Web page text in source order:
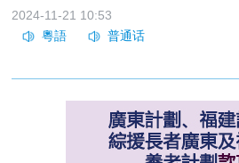
2024-11-21 10:53